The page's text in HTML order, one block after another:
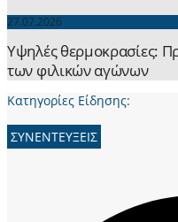
27.07.2026
Yψηλές θερμοκρασίες:
των φιλικών αγώνων
Κατηγορίες Είδησης:
ΣΥΝΕΝΤΕΥΞΕΙΣ